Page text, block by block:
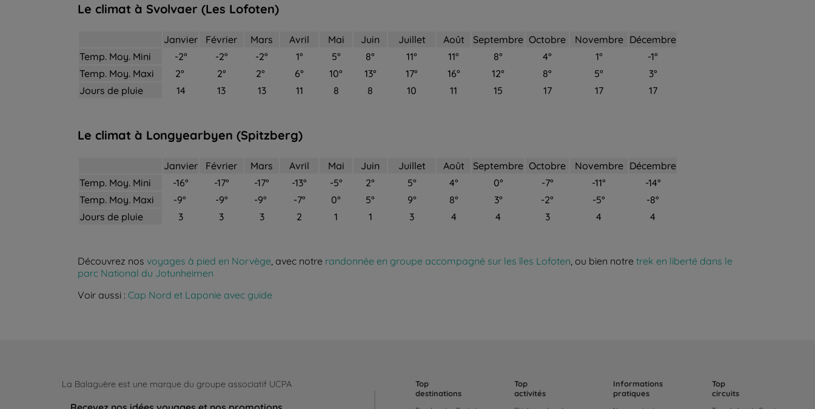
Le climat à Svolvaer (Les Lofoten)
Janvier Février Mars Avril Mai Juin Juillet Août Septembre Octobre Novembre Décembre
Temp. Moy. Mini
-2° -2° -2° 1° 5° 8° 11° 11° 8° 4° 1°
-1°
Temp. Moy. Maxi
2° 2° 2° 6° 10° 13° 17° 16° 12° 8° 5°
3°
Jours de pluie
14 13 13 11 8 8 10 11 15 17 17 17
Le climat à Longyearbyen (Spitzberg)
Janvier Février Mars Avril Mai Juin Juillet Août Septembre Octobre Novembre Décembre
Temp. Moy. Mini
-16° -17° -17° -13° -5° 2° 5° 4° 0° -7° -11°
-14°
Temp. Moy. Maxi
-9° -9° -9° -7° 0° 5° 9° 8° 3° -2° -5°
-8°
Jours de pluie
3 3 3 2 1 1 3 4 4 3 4 4
Découvrez nos voyages à pied en Norvège , avec notre randonnée en groupe accompagné sur les îles Lofoten , ou bien notre trek en liberté dans le
parc National du Jotunheimen
Voir aussi : Cap Nord et Laponie avec guide
La Balaguère est une marque du groupe associatif UCPA
Top
destinations
Top
activités
Informations
pratiques
Top
circuits